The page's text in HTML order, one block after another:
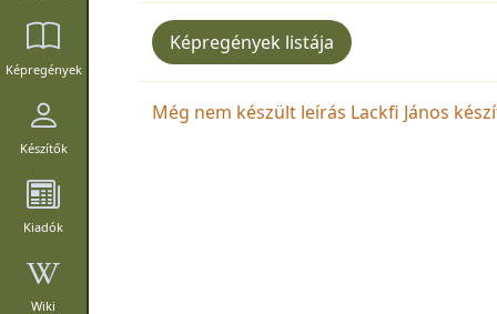
Képregények
Készítők
Kiadók
Wiki
Képregények listája
Még nem készült leírás Lackfi János